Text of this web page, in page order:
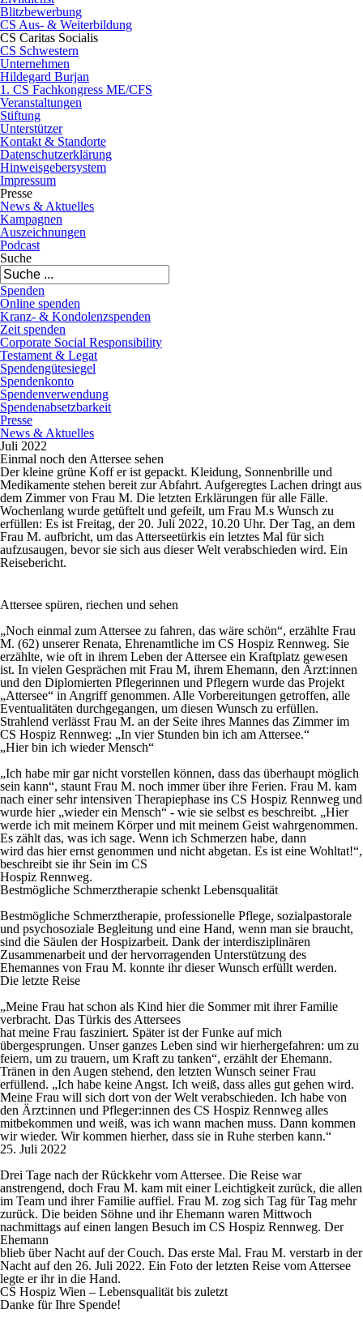
Blitzbewerbung
CS Aus- & Weiterbildung
CS Caritas Socialis
CS Schwestern
Unternehmen
Hildegard Burjan
1. CS Fachkongress ME/CFS
Veranstaltungen
Stiftung
Unterstützer
Kontakt & Standorte
Datenschutzerklärung
Hinweisgebersystem
Impressum
Presse
News & Aktuelles
Kampagnen
Auszeichnungen
Podcast
Suche
Spenden
Online spenden
Kranz- & Kondolenzspenden
Zeit spenden
Corporate Social Responsibility
Testament & Legat
Spendengütesiegel
Spendenkonto
Spendenverwendung
Spendenabsetzbarkeit
Presse
News & Aktuelles
Juli 2022
Einmal noch den Attersee sehen
Der kleine grüne Koff er ist gepackt. Kleidung, Sonnenbrille und
Medikamente stehen bereit zur Abfahrt. Aufgeregtes Lachen dringt aus
dem Zimmer von Frau M. Die letzten Erklärungen für alle Fälle.
Wochenlang wurde getüftelt und gefeilt, um Frau M.s Wunsch zu
erfüllen: Es ist Freitag, der 20. Juli 2022, 10.20 Uhr. Der Tag, an dem
Frau M. aufbricht, um das Atterseetürkis ein letztes Mal für sich
aufzusaugen, bevor sie sich aus dieser Welt verabschieden wird. Ein
Reisebericht.
Attersee spüren, riechen und sehen
„Noch einmal zum Attersee zu fahren, das wäre schön“, erzählte Frau
M. (62) unserer Renata, Ehrenamtliche im CS Hospiz Rennweg. Sie
erzählte, wie oft in ihrem Leben der Attersee ein Kraftplatz gewesen
ist. In vielen Gesprächen mit Frau M, ihrem Ehemann, den Ärzt:innen
und den Diplomierten Pflegerinnen und Pflegern wurde das Projekt
„Attersee“ in Angriff genommen. Alle Vorbereitungen getroffen, alle
Eventualitäten durchgegangen, um diesen Wunsch zu erfüllen.
Strahlend verlässt Frau M. an der Seite ihres Mannes das Zimmer im
CS Hospiz Rennweg: „In vier Stunden bin ich am Attersee.“
„Hier bin ich wieder Mensch“
„Ich habe mir gar nicht vorstellen können, dass das überhaupt möglich
sein kann“, staunt Frau M. noch immer über ihre Ferien. Frau M. kam
nach einer sehr intensiven Therapiephase ins CS Hospiz Rennweg und
wurde hier „wieder ein Mensch“ - wie sie selbst es beschreibt. „Hier
werde ich mit meinem Körper und mit meinem Geist wahrgenommen.
Es zählt das, was ich sage. Wenn ich Schmerzen habe, dann
wird das hier ernst genommen und nicht abgetan. Es ist eine Wohltat!“,
beschreibt sie ihr Sein im CS
Hospiz Rennweg.
Bestmögliche Schmerztherapie schenkt Lebensqualität
Bestmögliche Schmerztherapie, professionelle Pflege, sozialpastorale
und psychosoziale Begleitung und eine Hand, wenn man sie braucht,
sind die Säulen der Hospizarbeit. Dank der interdisziplinären
Zusammenarbeit und der hervorragenden Unterstützung des
Ehemannes von Frau M. konnte ihr dieser Wunsch erfüllt werden.
Die letzte Reise
„Meine Frau hat schon als Kind hier die Sommer mit ihrer Familie
verbracht. Das Türkis des Attersees
hat meine Frau fasziniert. Später ist der Funke auf mich
übergesprungen. Unser ganzes Leben sind wir hierhergefahren: um zu
feiern, um zu trauern, um Kraft zu tanken“, erzählt der Ehemann.
Tränen in den Augen stehend, den letzten Wunsch seiner Frau
erfüllend. „Ich habe keine Angst. Ich weiß, dass alles gut gehen wird.
Meine Frau will sich dort von der Welt verabschieden. Ich habe von
den Ärzt:innen und Pfleger:innen des CS Hospiz Rennweg alles
mitbekommen und weiß, was ich wann machen muss. Dann kommen
wir wieder. Wir kommen hierher, dass sie in Ruhe sterben kann.“
25. Juli 2022
Drei Tage nach der Rückkehr vom Attersee. Die Reise war
anstrengend, doch Frau M. kam mit einer Leichtigkeit zurück, die allen
im Team und ihrer Familie auffiel. Frau M. zog sich Tag für Tag mehr
zurück. Die beiden Söhne und ihr Ehemann waren Mittwoch
nachmittags auf einen langen Besuch im CS Hospiz Rennweg. Der
Ehemann
blieb über Nacht auf der Couch. Das erste Mal. Frau M. verstarb in der
Nacht auf den 26. Juli 2022. Ein Foto der letzten Reise vom Attersee
legte er ihr in die Hand.
CS Hospiz Wien – Lebensqualität bis zuletzt
Danke für Ihre Spende!